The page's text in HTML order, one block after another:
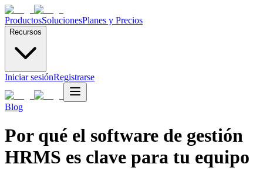
ProductosSolucionesPlanes y Precios
Recursos
Iniciar sesiónRegistrarse
Blog
Por qué el software de gestión
HRMS es clave para tu equipo